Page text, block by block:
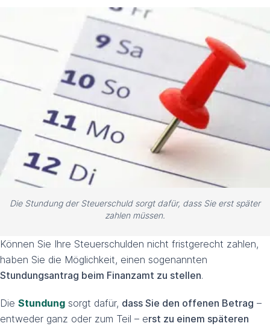
Die Stundung der Steuerschuld sorgt dafür, dass Sie erst später
zahlen müssen.
Können Sie Ihre Steuerschulden nicht fristgerecht zahlen,
haben Sie die Möglichkeit, einen sogenannten
Stundungsantrag beim Finanzamt zu stellen.
Die Stundung sorgt dafür, dass Sie den offenen Betrag –
entweder ganz oder zum Teil – erst zu einem späteren